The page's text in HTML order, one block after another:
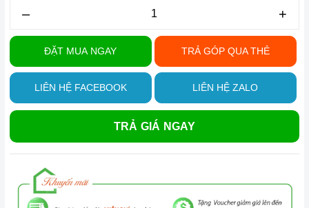
– +
ĐẶT MUA NGAY TRẢ GÓP QUA THẺ
LIÊN HỆ FACEBOOK LIÊN HỆ ZALO
TRẢ GIÁ NGAY